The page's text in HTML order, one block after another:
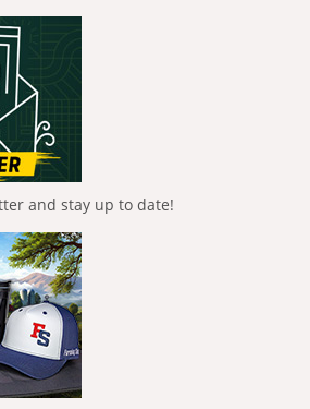
and stay up to date!